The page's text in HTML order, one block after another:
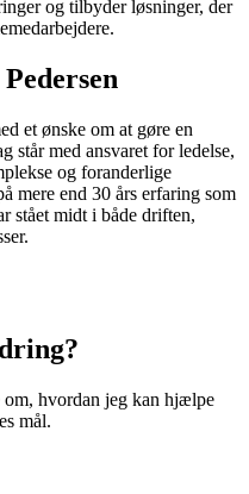
og tilbyder løsninger, der
et ønske om at gøre en
står med ansvaret for ledelse,
og foranderlige
mere end 30 års erfaring som
stået midt i både driften,
om, hvordan jeg kan hjælpe
mål.